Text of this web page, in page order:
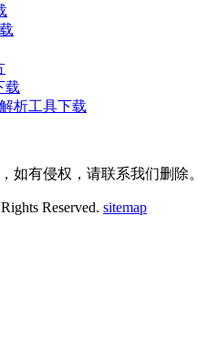
载
析工具下载
如有侵权，请联系我们删除。
Reserved. sitemap